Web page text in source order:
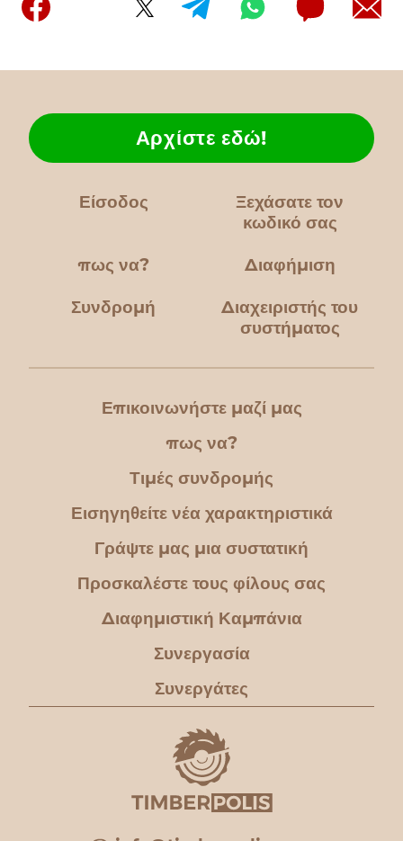
Είσοδος
Ξεχάσατε τον
κωδικό σας
πως να?
Αρχίστε εδώ!
Διαφήμιση
Συνδρομή
Διαχειριστής του
συστήματος
Επικοινωνήστε μαζί μας
πως να?
Τιμές συνδρομής
Εισηγηθείτε νέα χαρακτηριστικά
Γράψτε μας μια συστατική
Προσκαλέστε τους φίλους σας
Διαφημιστική Καμπάνια
Συνεργασία
Συνεργάτες